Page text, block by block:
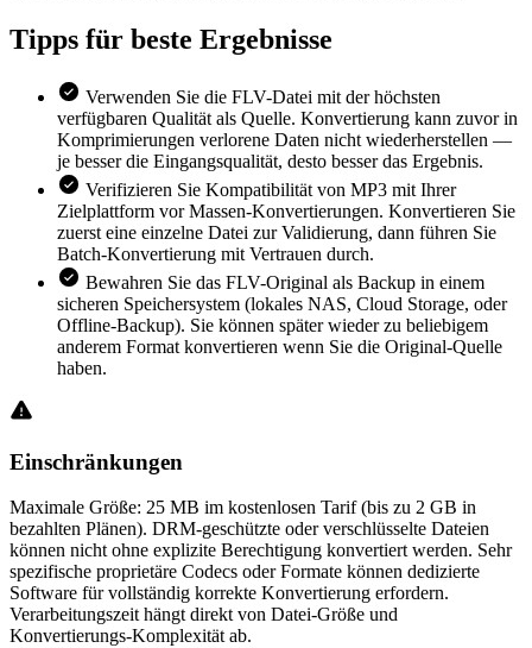
Tipps für beste Ergebnisse
Verwenden Sie die FLV-Datei mit der höchsten
verfügbaren Qualität als Quelle. Konvertierung kann zuvor in
Komprimierungen verlorene Daten nicht wiederherstellen —
je besser die Eingangsqualität, desto besser das Ergebnis.
Verifizieren Sie Kompatibilität von MP3 mit Ihrer
Zielplattform vor Massen-Konvertierungen. Konvertieren Sie
zuerst eine einzelne Datei zur Validierung, dann führen Sie
Batch-Konvertierung mit Vertrauen durch.
Bewahren Sie das FLV-Original als Backup in einem
sicheren Speichersystem (lokales NAS, Cloud Storage, oder
Offline-Backup). Sie können später wieder zu beliebigem
anderem Format konvertieren wenn Sie die Original-Quelle
haben.
Einschränkungen
Maximale Größe: 25 MB im kostenlosen Tarif (bis zu 2 GB in
bezahlten Plänen). DRM-geschützte oder verschlüsselte Dateien
können nicht ohne explizite Berechtigung konvertiert werden. Sehr
spezifische proprietäre Codecs oder Formate können dedizierte
Software für vollständig korrekte Konvertierung erfordern.
Verarbeitungszeit hängt direkt von Datei-Größe und
Konvertierungs-Komplexität ab.